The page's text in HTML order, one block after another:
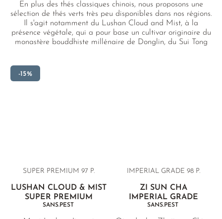
En plus des thés classiques chinois, nous proposons une
sélection de thés verts très peu disponibles dans nos régions.
Il s'agit notamment du Lushan Cloud and Mist, à la
présence végétale, qui a pour base un cultivar originaire du
monastère bouddhiste millénaire de Donglin, du Sui Tong
Zhang Sanfeng, dans les montagnes Shao Wu. Enfin, notre
White Crane Wave, un thé rare à feuilles blanches qui
-15%
SUPER PREMIUM 97 P.
LUSHAN CLOUD & MIST
SUPER PREMIUM
SANS.PEST
IMPERIAL GRADE 98 P.
ZI SUN CHA
IMPERIAL GRADE
SANS.PEST